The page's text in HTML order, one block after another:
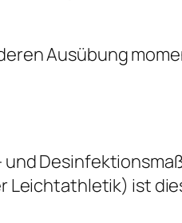
Ausübung
Leichtathletik) ist